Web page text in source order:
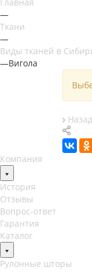
—
Ткани
—
Виды тканей в
—Вигола
Компания
История
Отзывы
Вопрос-ответ
Гарантия
Каталог
Рулонные шторы